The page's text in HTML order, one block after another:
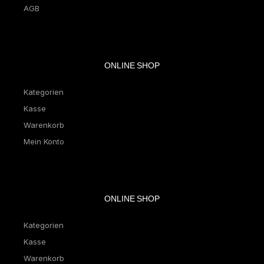
AGB
ONLINE SHOP
Kategorien
Kasse
Warenkorb
Mein Konto
ONLINE SHOP
Kategorien
Kasse
Warenkorb